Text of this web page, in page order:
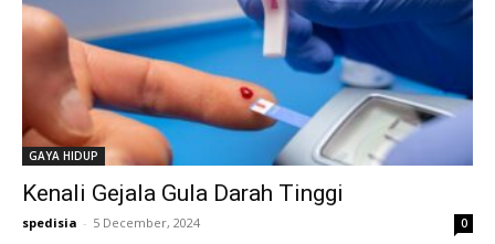
GAYA HIDUP
Kenali Gejala Gula Darah Tinggi
spedisia - 5 December, 2024 0